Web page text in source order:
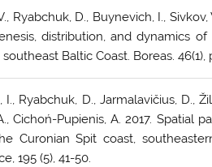
Ryabchuk, D., Buynevich, I., Sivkov,
distribution, and dynamics
Baltic Coast. Boreas. 46(1),
I., Ryabchuk, D., Jarmalavičius, D.,
Cichoń-Pupienis, A. 2017. Spatial
Curonian Spit coast,
195 (5), 41-50.